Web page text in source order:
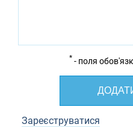
* - поля
Зареєструватися